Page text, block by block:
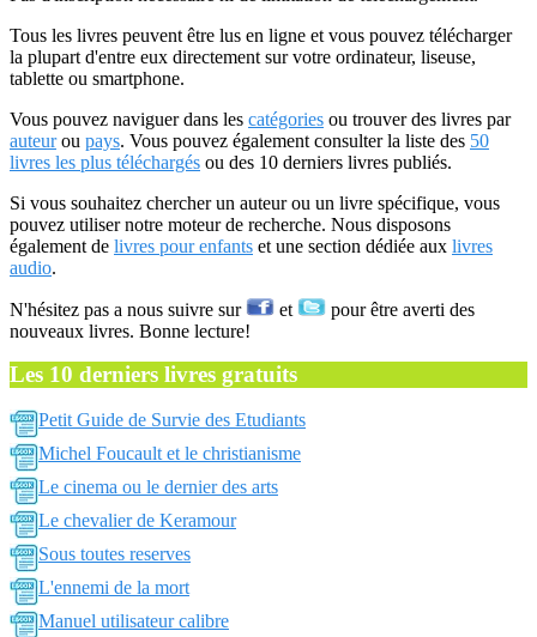
Tous les livres peuvent être lus en ligne et vous pouvez télécharger
la plupart d'entre eux directement sur votre ordinateur, liseuse,
tablette ou smartphone.
Vous pouvez naviguer dans les catégories ou trouver des livres par
auteurou pays. Vous pouvez également consulter la liste des 50
livres les plus téléchargés ou des 10 derniers livres publiés.
Si vous souhaitez chercher un auteur ou un livre spécifique, vous
pouvez utiliser notre moteur de recherche. Nous disposons
également de livres pour enfants et une section dédiée aux livres
audio.
N'hésitez pas a nous suivre sur et
pour être averti des
nouveaux livres. Bonne lecture!
Les 10 derniers livres gratuits
Petit Guide de Survie des Etudiants
Michel Foucault et le christianisme
Le cinema ou le dernier des arts
Le chevalier de Keramour
Sous toutes reserves
L'ennemi de la mort
Manuel utilisateur calibre